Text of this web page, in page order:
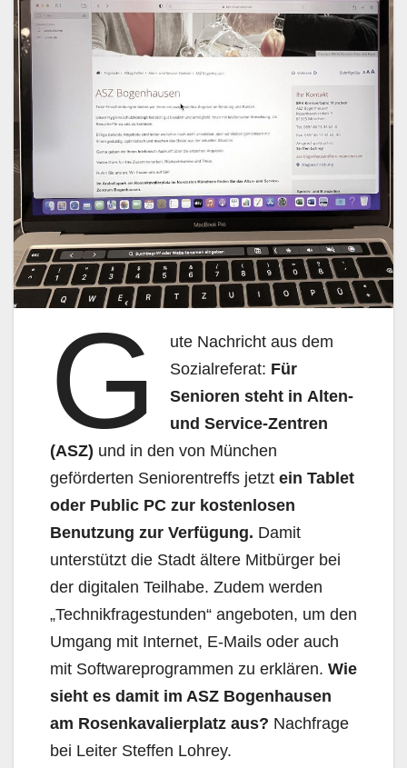
G
ute Nachricht aus dem
Sozialreferat: Für
Senioren steht in Alten-
und Service-Zentren
(ASZ) und in den von München
geförderten Seniorentreffs jetzt ein Tablet
oder Public PC zur kostenlo­sen
Benutzung zur Verfügung. Damit
unterstützt die Stadt ältere Mitbürger bei
der digitalen Teil­habe. Zudem werden
„Technikfragestunden“ angeboten, um den
Umgang mit Internet, E-Mails oder auch
mit Softwareprogrammen zu erklären. Wie
sieht es damit im ASZ Bogenhausen
am Rosen­kavalierplatz aus? Nachfrage
bei Leiter Steffen Lohrey.